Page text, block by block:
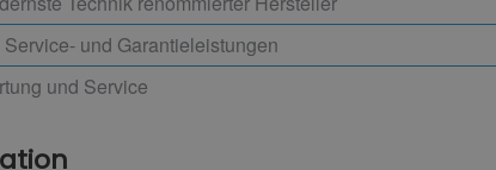
und Garantieleistungen
und Service